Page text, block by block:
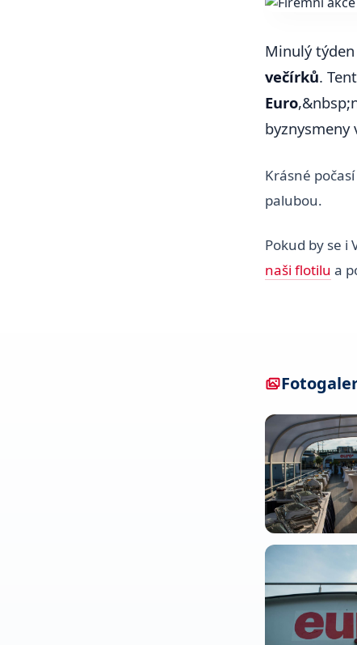
Minulý
večírků.
Euro
byznysmeny
Krásné
palubou.
Pokud by se i
naši flotilu a